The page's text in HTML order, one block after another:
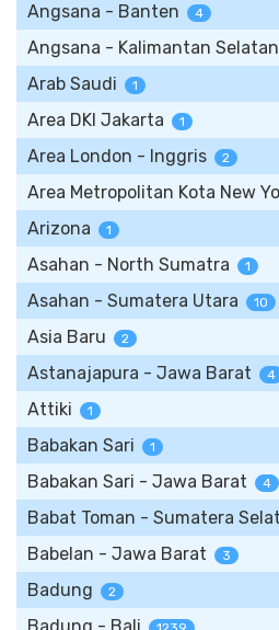
Angsana - Banten 4
Angsana - Kalimantan Selatan
Arab Saudi 1
Area DKI Jakarta 1
Area London - Inggris 2
Area Metropolitan Kota New
Arizona 1
Asahan - North Sumatra 1
Asahan - Sumatera Utara 10
Asia Baru 2
Astanajapura - Jawa Barat 4
Attiki 1
Babakan Sari 1
Babakan Sari - Jawa Barat 4
Babat Toman - Sumatera
Babelan - Jawa Barat 3
Badung 2